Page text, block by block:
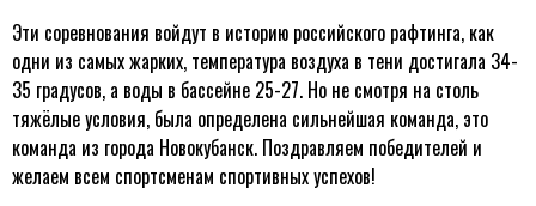
Эти соревнования войдут в историю российского рафтинга, как
одни из самых жарких, температура воздуха в тени достигала 34-
35 градусов, а воды в бассейне 25-27. Но не смотря на столь
тяжёлые условия, была определена сильнейшая команда, это
команда из города Новокубанск. Поздравляем победителей и
желаем всем спортсменам спортивных успехов!